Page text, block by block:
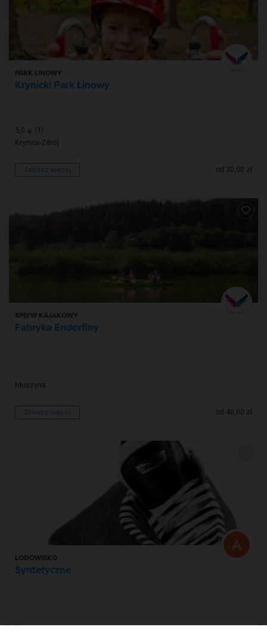
PARK LINOWY
Krynicki Park Linowy
5,0
(1)
Krynica-Zdrój
Zobacz więcej od 30,00 zł
SPŁYW KAJAKOWY
Fabryka Endorfiny
Muszyna
Zobacz więcej od 40,00 zł
LODOWISKO
Syntetyczne
Karpacz